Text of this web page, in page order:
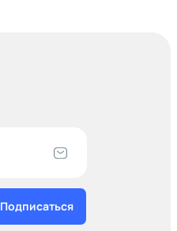
Подписаться